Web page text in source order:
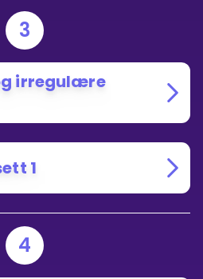
3
irregulære
1
4